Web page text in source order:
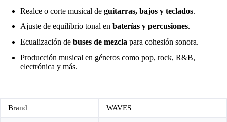
Realce o corte musical de guitarras, bajos y teclados.
Ajuste de equilibrio tonal en baterías y percusiones.
Ecualización de buses de mezcla para cohesión sonora.
Producción musical en géneros como pop, rock, R&B,
electrónica y más.
Brand WAVES